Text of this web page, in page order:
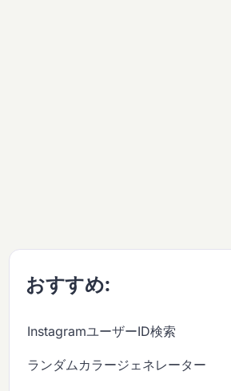
おすすめ:
InstagramユーザーID検索
ランダムカラージェネレーター